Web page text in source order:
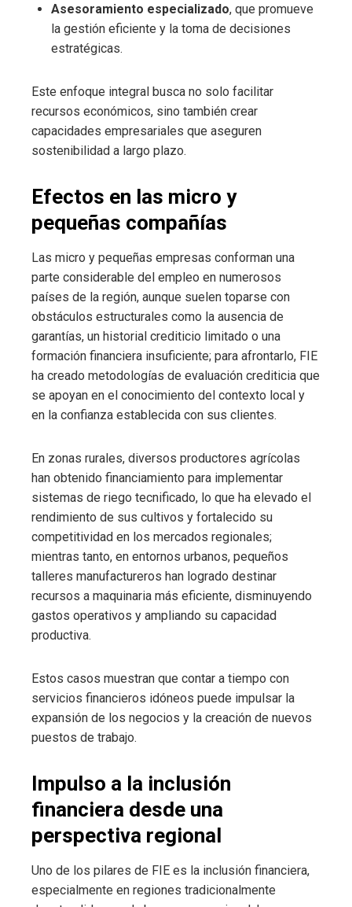
Asesoramiento especializado, que promueve
la gestión eficiente y la toma de decisiones
estratégicas.
Este enfoque integral busca no solo facilitar
recursos económicos, sino también crear
capacidades empresariales que aseguren
sostenibilidad a largo plazo.
Efectos en las micro y
pequeñas compañías
Las micro y pequeñas empresas conforman una
parte considerable del empleo en numerosos
países de la región, aunque suelen toparse con
obstáculos estructurales como la ausencia de
garantías, un historial crediticio limitado o una
formación financiera insuficiente; para afrontarlo, FIE
ha creado metodologías de evaluación crediticia que
se apoyan en el conocimiento del contexto local y
en la confianza establecida con sus clientes.
En zonas rurales, diversos productores agrícolas
han obtenido financiamiento para implementar
sistemas de riego tecnificado, lo que ha elevado el
rendimiento de sus cultivos y fortalecido su
competitividad en los mercados regionales;
mientras tanto, en entornos urbanos, pequeños
talleres manufactureros han logrado destinar
recursos a maquinaria más eficiente, disminuyendo
gastos operativos y ampliando su capacidad
productiva.
Estos casos muestran que contar a tiempo con
servicios financieros idóneos puede impulsar la
expansión de los negocios y la creación de nuevos
puestos de trabajo.
Impulso a la inclusión
financiera desde una
perspectiva regional
Uno de los pilares de FIE es la inclusión financiera,
especialmente en regiones tradicionalmente